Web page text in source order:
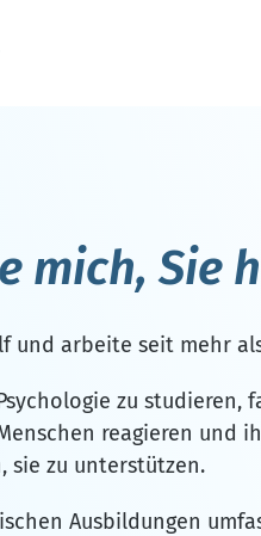
mich, Sie
und arbeite seit mehr
zu
reagieren und
sie zu unterstützen.
Ausbildungen